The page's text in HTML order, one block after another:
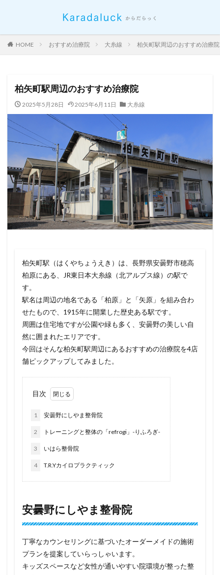
HOME おすすめ治療院 大糸線 柏矢町駅周辺のおすすめ治療院
柏矢町駅周辺のおすすめ治療院
2025年5月28日 2025年6月11日 大糸線
柏矢町駅（はくやちょうえき）は、長野県安曇野市穂高
柏原にある、JR東日本大糸線（北アルプス線）の駅で
す。
駅名は周辺の地名である「柏原」と「矢原」を組み合わ
せたもので、1915年に開業した歴史ある駅です。
周囲は住宅地ですが公園や緑も多く、安曇野の美しい自
然に囲まれたエリアです。
今回はそんな柏矢町駅周辺にあるおすすめの治療院を4店
舗ピックアップしてみました。
目次
1 安曇野にしやま整骨院
2 トレーニングと整体の「refrogi」-りふろぎ-
3 いはら整骨院
4 T.R.Yカイロプラクティック
安曇野にしやま整骨院
丁寧なカウンセリングに基づいたオーダーメイドの施術
プランを提案していらっしゃいます。
キッズスペースなど女性が通いやすい院環境が整った整